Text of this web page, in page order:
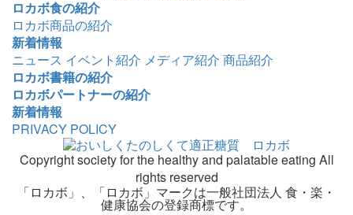
ロカボ食の紹介
ロカボ商品の紹介
新着情報
ニュース イベント紹介 メディア紹介 商品紹介
ロカボ書籍の紹介
ロカボパートナーの紹介
新着情報
PRIVACY POLICY
Copyright society for the healthy and palatable eating All
rights reserved
「ロカボ」、「ロカボ」マークは一般社団法人 食・楽・
健康協会の登録商標です。